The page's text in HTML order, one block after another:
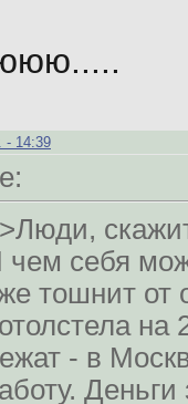
- 14:39
чем себя
тошнит от
на
- в